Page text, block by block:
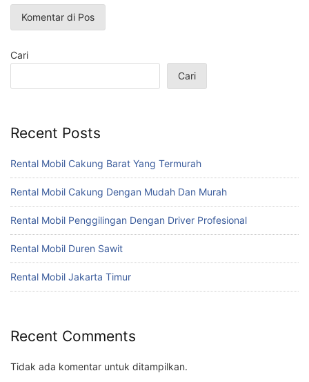
Cari
Cari
Recent Posts
Rental Mobil Cakung Barat Yang Termurah
Rental Mobil Cakung Dengan Mudah Dan Murah
Rental Mobil Penggilingan Dengan Driver Profesional
Rental Mobil Duren Sawit
Rental Mobil Jakarta Timur
Recent Comments
Tidak ada komentar untuk ditampilkan.